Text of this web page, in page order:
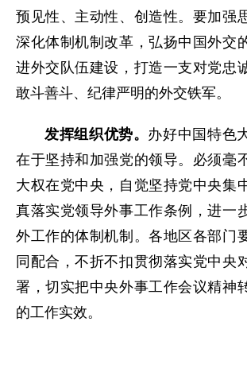
预见性、主动性、创造性。要加强
深化体制机制改革，弘扬中国外交
进外交队伍建设，打造一支对党忠
敢斗善斗、纪律严明的外交铁军
发挥组织优势。 办好中国特色
在于坚持和加强党的领导。必须毫
大权在党中央，自觉坚持党中央集
真落实党领导外事工作条例，进一
外工作的体制机制。各地区各部门
同配合，不折不扣贯彻落实党中央
署，切实把中央外事工作会议精神
的工作实效。